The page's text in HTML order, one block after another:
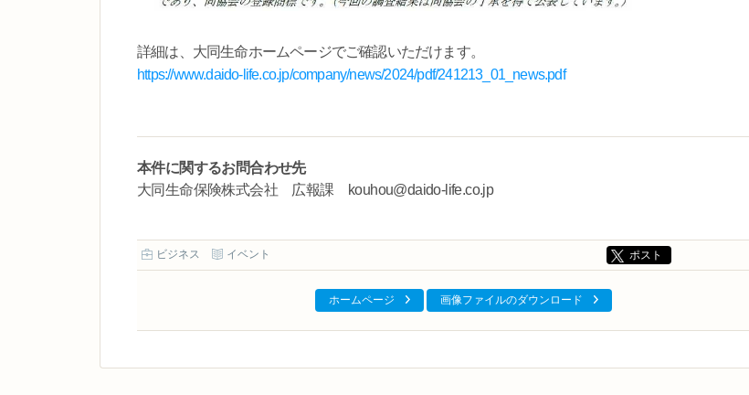
詳細は、大同生命ホームページでご確認いただけます。
https://www.daido-life.co.jp/company/news/2024/pdf/241213_01_news.pdf
本件に関するお問合わせ先
大同生命保険株式会社 広報課 kouhou@daido-life.co.jp
ビジネス イベント ポスト
ホームページ 画像ファイルのダウンロード